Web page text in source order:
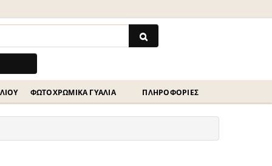
ΦΩΤΟΧΡΩΜΙΚΆ ΓΥΑΛΙΆ ΠΛΗΡΟΦΟΡΙΕΣ